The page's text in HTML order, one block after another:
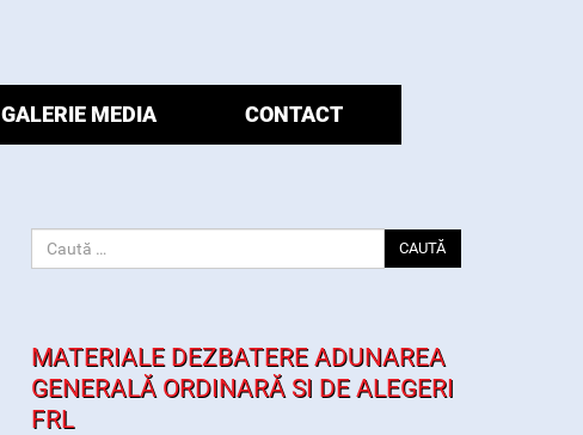
GALERIE MEDIA CONTACT
CAUTĂ
MATERIALE DEZBATERE ADUNAREA
GENERALĂ ORDINARĂ SI DE ALEGERI
FRL